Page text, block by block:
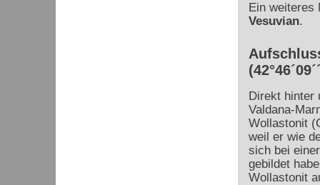
Ein weiteres
Vesuvian.
Direkt hinter
Valdana-
Wollastonit
weil er wie
sich bei
gebildet
Wollastonit